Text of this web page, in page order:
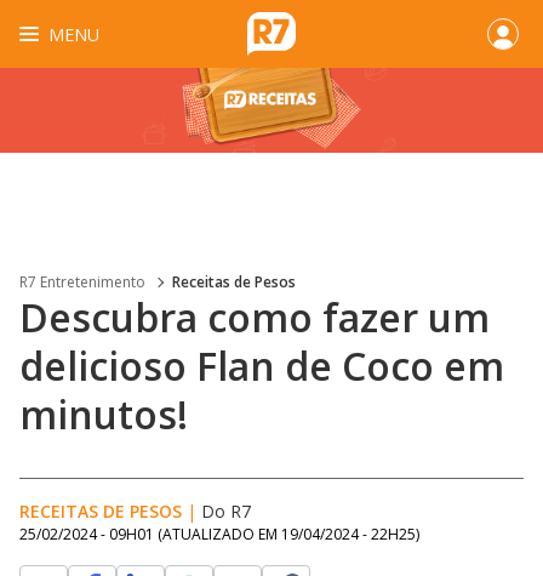
MENU
R7 Entretenimento Receitas de Pesos
Descubra como fazer um
delicioso Flan de Coco em
minutos!
RECEITAS DE PESOS | Do R7
25/02/2024 - 09H01 (ATUALIZADO EM 19/04/2024 - 22H25)